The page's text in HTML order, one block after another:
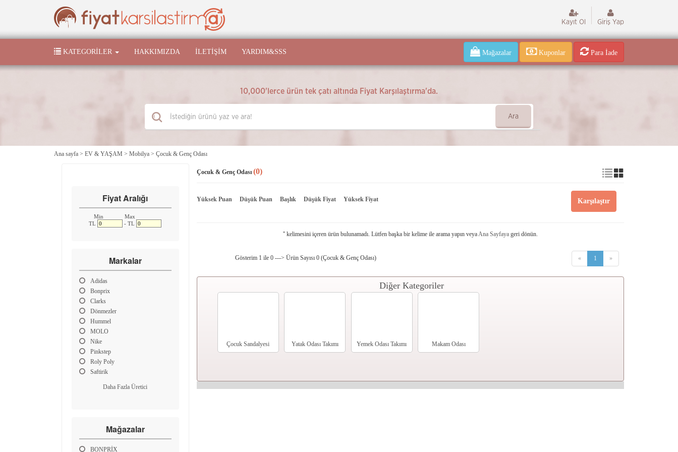
Kayıt Ol Giriş Yap
KATEGORILER HAKKIMIZDA İLETIŞIM YARDIM&SSS Mağazalar Kuponlar Para İade
10,000'lerce ürün tek çatı altında Fiyat Karşılaştırma'da.
Ara
Ana sayfa > EV & YAŞAM > Mobilya > Çocuk & Genç Odası
Fiyat Aralığı
Min
Max
TL
- TL
Markalar
Adidas
Bonprix
Clarks
Dönmezler
Hummel
MOLO
Nike
Pinkstep
Roly Poly
Saftirik
Daha Fazla Üretici
Mağazalar
BONPRİX
Çocuk & Genç Odası (0)
Yüksek Puan Düşük Puan Başlık Düşük Fiyat Yüksek Fiyat Karşılaştır
'' kelimesini içeren ürün bulunamadı. Lütfen başka bir kelime ile arama yapın veyaAna Sayfayageri dönün.
Gösterim 1 ile 0 ---> Ürün Sayısı 0 (Çocuk & Genç Odası) « 1 »
Diğer Kategoriler
Çocuk Sandalyesi Yatak Odası Takımı Yemek Odası Takımı
Makam Odası